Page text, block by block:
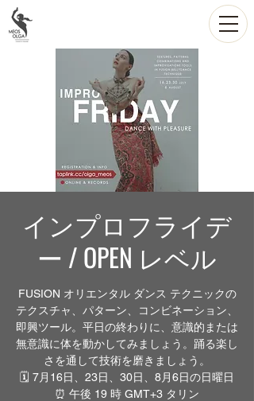
インプロフライデ
ー / OPEN レベル
FUSION オリエンタル ダンス テクニックの
テクスチャ、パターン、コンビネーション、
即興ツール。平日の終わりに、意識的または
無意識に体を動かしてみましょう。踊る楽し
さを通して技術を磨きましょう。
🗓 7月16日、23日、30日、8月6日の日曜日
⏰ 午後 19 時 GMT+3 タリン